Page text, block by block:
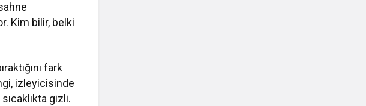
Kim bilir, belki
fark
izleyicisinde
gizli.